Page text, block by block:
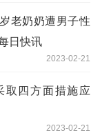
老奶奶遭男子性
日快讯
2023-02-21
取四方面措施应
2023-02-21